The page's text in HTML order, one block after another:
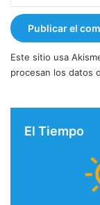
Este sitio usa
procesan los datos
El Tiempo